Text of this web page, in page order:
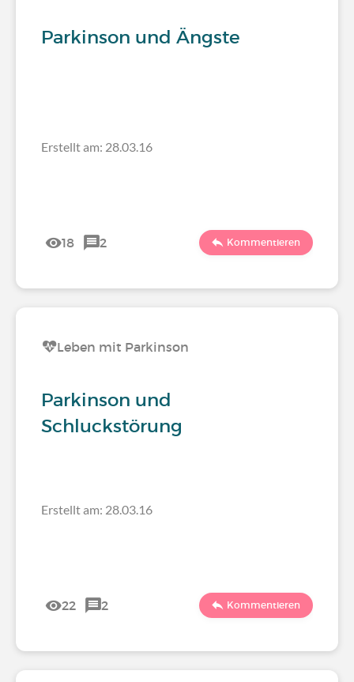
Parkinson und Ängste
Erstellt am: 28.03.16
18 2 Kommentieren
Leben mit Parkinson
Parkinson und
Schluckstörung
Erstellt am: 28.03.16
22 2 Kommentieren